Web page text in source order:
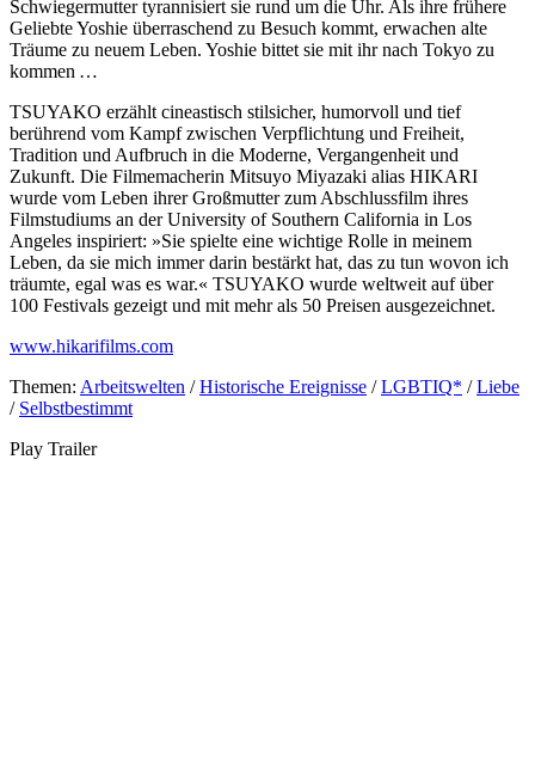
Schwiegermutter tyrannisiert sie rund um die Uhr. Als ihre frühere
Geliebte Yoshie überraschend zu Besuch kommt, erwachen alte
Träume zu neuem Leben. Yoshie bittet sie mit ihr nach Tokyo zu
kommen …
TSUYAKO erzählt cineastisch stilsicher, humorvoll und tief
berührend vom Kampf zwischen Verpflichtung und Freiheit,
Tradition und Aufbruch in die Moderne, Vergangenheit und
Zukunft. Die Filmemacherin Mitsuyo Miyazaki alias HIKARI
wurde vom Leben ihrer Großmutter zum Abschlussfilm ihres
Filmstudiums an der University of Southern California in Los
Angeles inspiriert: »Sie spielte eine wichtige Rolle in meinem
Leben, da sie mich immer darin bestärkt hat, das zu tun wovon ich
träumte, egal was es war.« TSUYAKO wurde weltweit auf über
100 Festivals gezeigt und mit mehr als 50 Preisen ausgezeichnet.
www.hikarifilms.com
Themen: Arbeitswelten /Historische Ereignisse /LGBTIQ* /Liebe
/ Selbstbestimmt
Play Trailer